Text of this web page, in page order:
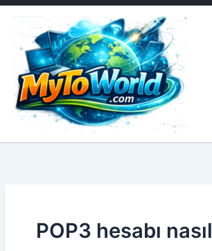
İçeriğe
POP3 hesabı nasıl